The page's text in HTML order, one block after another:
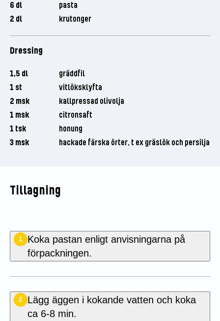
6 dl
pasta
2 dl
krutonger
Dressing
1,5 dl
gräddfil
1 st
vitlöksklyfta
2 msk
kallpressad olivolja
1 msk
citronsaft
1 tsk
honung
3 msk
hackade färska örter, t ex gräslök och persilja
Tillagning
1
Koka pastan enligt anvisningarna på
förpackningen.
2
Lägg äggen i kokande vatten och koka
ca 6-8 min.